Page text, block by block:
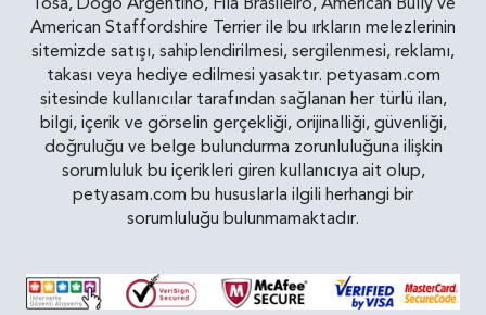
American Staffordshire Terrier ile bu ırkların melezlerinin
sitemizde satışı, sahiplendirilmesi, sergilenmesi, reklamı,
takası veya hediye edilmesi yasaktır. petyasam.com
sitesinde kullanıcılar tarafından sağlanan her türlü ilan,
bilgi, içerik ve görselin gerçekliği, orijinalliği, güvenliği,
doğruluğu ve belge bulundurma zorunluluğuna ilişkin
sorumluluk bu içerikleri giren kullanıcıya ait olup,
petyasam.com bu hususlarla ilgili herhangi bir
sorumluluğu bulunmamaktadır.